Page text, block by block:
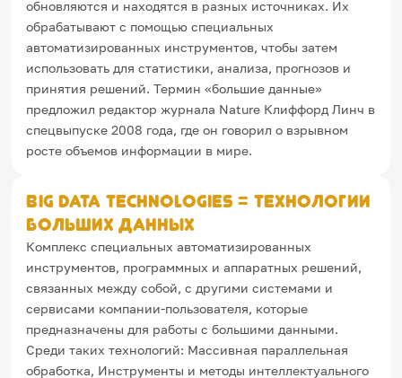
Игры и тренажеры
Игра «Знания»
Знания в тестах
Викторина
Словарь
Настолка
Комиксы
Педагогам
Школа наставников
IT-урок
Методика
Секреты кода
Незрячим
Регистрация Вход
обновляются и находятся в разных источниках. Их
обрабатывают с помощью специальных
автоматизированных инструментов, чтобы затем
использовать для статистики, анализа, прогнозов и
принятия решений. Термин «большие данные»
предложил редактор журнала Nature Клиффорд Линч в
спецвыпуске 2008 года, где он говорил о взрывном
росте объемов информации в мире.
Big Data technologies = Технологии
больших данных
Комплекс специальных автоматизированных
инструментов, программных и аппаратных решений,
связанных между собой, с другими системами и
сервисами компании-пользователя, которые
предназначены для работы с большими данными.
Среди таких технологий: Массивная параллельная
обработка, Инструменты и методы интеллектуального